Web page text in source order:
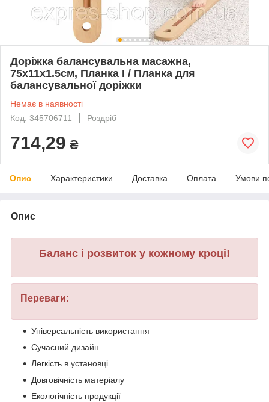
Доріжка балансувальна масажна,
75х11х1.5см, Планка І / Планка для
балансувальної доріжки
Немає в наявності
Код: 345706711
Роздріб
714,29 ₴
Опис Характеристики Доставка Оплата Умови
Опис
Баланс і розвиток у кожному кроці!
Переваги:
Універсальність використання
Сучасний дизайн
Легкість в установці
Довговічність матеріалу
Екологічність продукції